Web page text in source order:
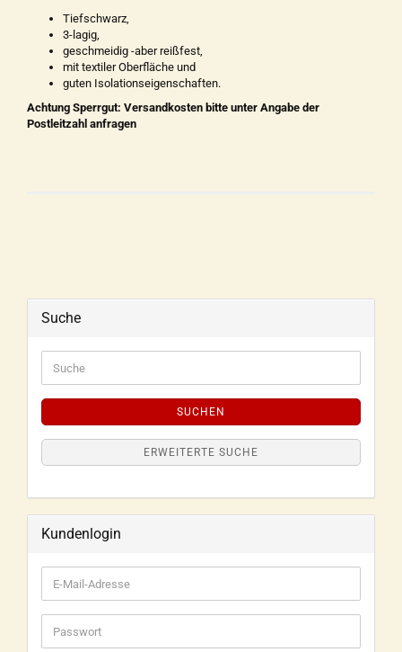
Tiefschwarz,
3-lagig,
geschmeidig -aber reißfest,
mit textiler Oberfläche und
guten Isolationseigenschaften.
Achtung Sperrgut: Versandkosten bitte unter Angabe der
Postleitzahl anfragen
Suche
SUCHEN
ERWEITERTE SUCHE
Kundenlogin